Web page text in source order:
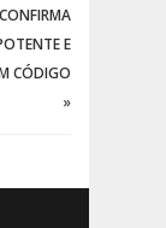
E
CÓDIGO
»